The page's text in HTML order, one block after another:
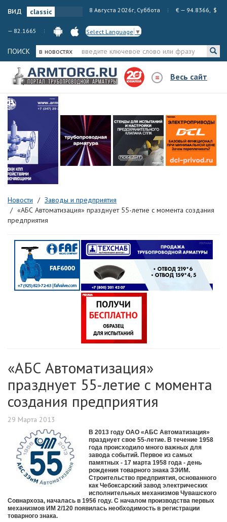
вид 8 Августа 2026г, Суббота € — 94.8366, $
— 82.1665 Select Language ▼
ПОИСК в новостях
Весь сайт
Новости
Заводы и предприятия
«АБС Автоматизация» празднует 55-летие с момента создания
предприятия
«АБС Автоматизация»
празднует 55-летие с момента
создания предприятия
29 Марта 2013
В 2013 году ОАО «АБС Автоматизация»
празднует свое 55-летие. В течение 1958
года происходило много важных для
завода событий. Первое из самых
памятных - 17 марта 1958 года - день
рождения товарного знака ЗЭИМ.
Строительство предприятия, основанного
как Чебоксарский завод электрических
исполнительных механизмов Чувашского
Совнархоза, началась в 1956 году. С началом производства первых
механизмов ИМ 2/120 появилась необходимость в регистрации
товарного знака.